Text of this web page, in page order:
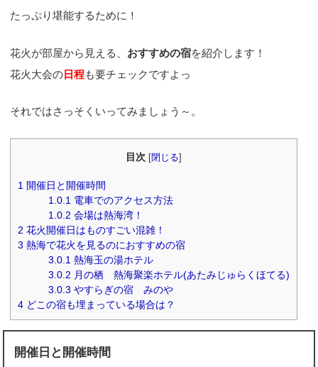
たっぷり堪能するために！
花火が部屋から見える、 おすすめの宿を紹介します！
花火大会の 日程も要チェックですよっ
それではさっそくいってみましょう～。
目次 [閉じる]
1 開催日と開催時間
1.0.1 電車でのアクセス方法
1.0.2 会場は熱海湾！
2 花火開催日はものすごい混雑！
3 熱海で花火を見るのにおすすめの宿
3.0.1 熱海玉の湯ホテル
3.0.2 月の栖 熱海聚楽ホテル(あたみじゅらくほてる)
3.0.3 やすらぎの宿 みのや
4 どこの宿も埋まっている場合は？
開催日と開催時間